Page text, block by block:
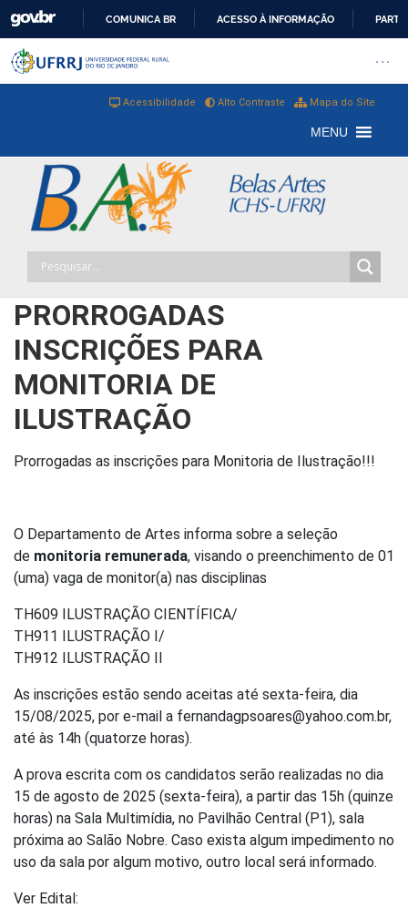
COMUNICA BR ACESSO À INFORMAÇÃO
Pular barra institucional
Barra institucional da
Mapa do Site
Alto Contraste
Acessibilidade
MENU
PRORROGADAS
INSCRIÇÕES PARA
MONITORIA DE
ILUSTRAÇÃO
Prorrogadas as inscrições para Monitoria de Ilustração!!!
O Departamento de Artes informa sobre a seleção
de monitoria remunerada, visando o preenchimento de 01
(uma) vaga de monitor(a) nas disciplinas
TH609 ILUSTRAÇÃO CIENTÍFICA/
TH911 ILUSTRAÇÃO I/
TH912 ILUSTRAÇÃO II
As inscrições estão sendo aceitas até sexta-feira, dia
15/08/2025, por e-mail a fernandagpsoares@yahoo.com.br,
até às 14h (quatorze horas).
A prova escrita com os candidatos serão realizadas no dia
15 de agosto de 2025 (sexta-feira), a partir das 15h (quinze
horas) na Sala Multimídia, no Pavilhão Central (P1), sala
próxima ao Salão Nobre. Caso exista algum impedimento no
uso da sala por algum motivo, outro local será informado.
Ver Edital: